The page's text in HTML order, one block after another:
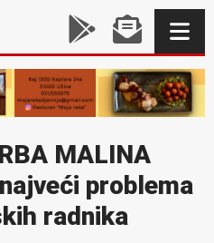
MALINA
problema
radnika